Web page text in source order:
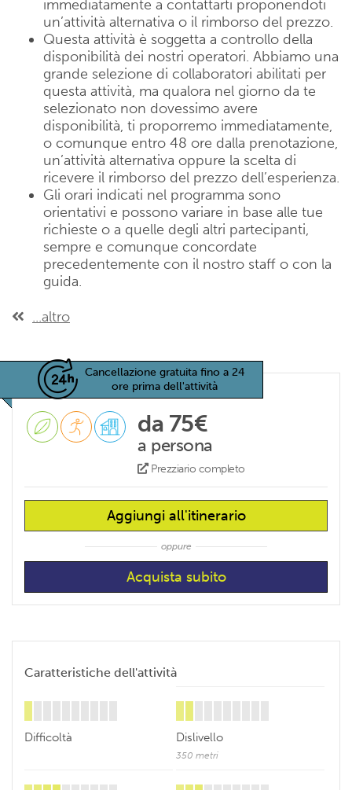
immediatamente a contattarti proponendoti
un’attività alternativa o il rimborso del prezzo.
Questa attività è soggetta a controllo della
disponibilità dei nostri operatori. Abbiamo una
grande selezione di collaboratori abilitati per
questa attività, ma qualora nel giorno da te
selezionato non dovessimo avere
disponibilità, ti proporremo immediatamente,
o comunque entro 48 ore dalla prenotazione,
un’attività alternativa oppure la scelta di
ricevere il rimborso del prezzo dell’esperienza.
Gli orari indicati nel programma sono
orientativi e possono variare in base alle tue
richieste o a quelle degli altri partecipanti,
sempre e comunque concordate
precedentemente con il nostro staff o con la
guida.
...altro
Cancellazione gratuita fino a 24
ore prima dell'attività
da 75€
a persona
Prezziario completo
Aggiungi all'itinerario
oppure
Caratteristiche dell'attività
Difficoltà Dislivello
350 metri